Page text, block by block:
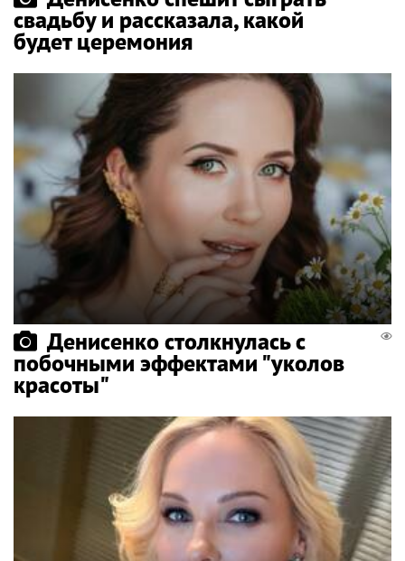
свадьбу и рассказала, какой
будет церемония
Денисенко столкнулась с
побочными эффектами "уколов
красоты"